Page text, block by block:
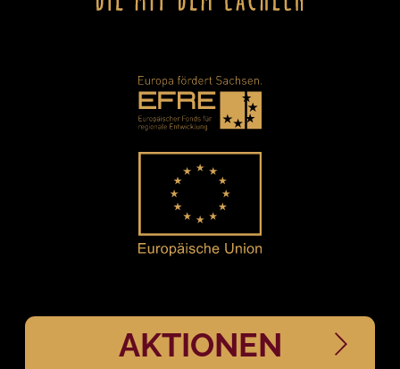
AKTIONEN